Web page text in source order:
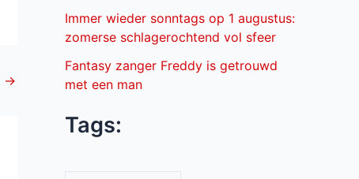
→
Immer wieder sonntags op 1 augustus:
zomerse schlagerochtend vol sfeer
Fantasy zanger Freddy is getrouwd
met een man
Tags: